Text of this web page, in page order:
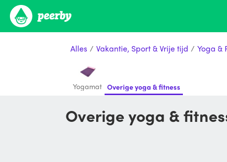
Alles / Vakantie, Sport & Vrije tijd / Yoga &
Yogamat Overige yoga & fitness
Overige yoga &